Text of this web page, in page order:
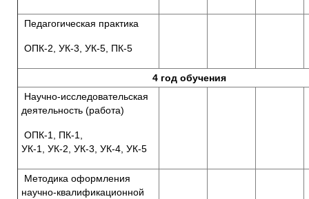
Педагогическая практика
ОПК-2, УК-3, УК-5, ПК-5
4 год обучения
Научно-исследовательская
деятельность (работа)
ОПК-1, ПК-1,
УК-1, УК-2, УК-3, УК-4, УК-5
Методика оформления
научно-квалификационной